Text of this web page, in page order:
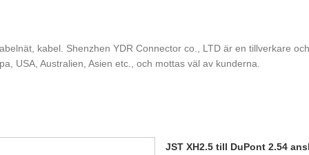
kabel. Shenzhen YDR Connector co., LTD är en tillverkare
USA, Australien, Asien etc., och mottas väl av kunderna.
JST XH2.5 till DuPont 2.54